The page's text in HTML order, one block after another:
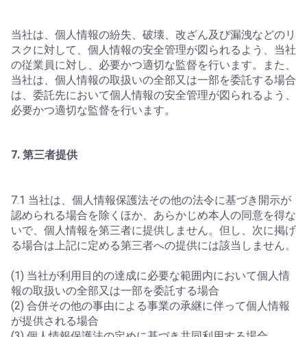
当社は、個人情報の紛失、破壊、改ざん及び漏洩などのリ
スクに対して、個人情報の安全管理が図られるよう、当社
の従業員に対し、必要かつ適切な監督を行います。また、
当社は、個人情報の取扱いの全部又は一部を委託する場合
は、委託先において個人情報の安全管理が図られるよう、
必要かつ適切な監督を行います。
7. 第三者提供
7.1 当社は、個人情報保護法その他の法令に基づき開示が
認められる場合を除くほか、あらかじめ本人の同意を得な
いで、個人情報を第三者に提供しません。但し、次に掲げ
る場合は上記に定める第三者への提供には該当しません。
(1) 当社が利用目的の達成に必要な範囲内において個人情
報の取扱いの全部又は一部を委託する場合
(2) 合併その他の事由による事業の承継に伴って個人情報
が提供される場合